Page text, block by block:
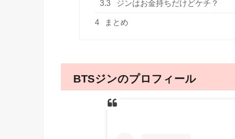
3.3 ジンはお金持ちだけどケチ？
4 まとめ
BTSジンのプロフィール